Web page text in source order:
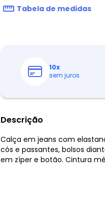
Tabela de medidas
10x
sem juros
Descrição
Calça em jeans com
cós e passantes, bolsos
em zíper e botão. Cintura